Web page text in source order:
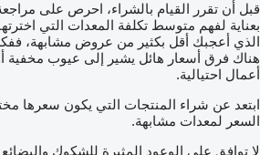
قبل أن تقرر القيام بالشراء، احرص على
بعناية لفهم متوسط تكلفة المعدات التي
الذي أعجبك أقل بكثير من عروض مشابهة،
هناك فرق أسعار هائل يشير إلى عيوب مخفية أو
أعمال احتيالية.
ابتعد عن شراء المنتجات التي يكون سعرها
السعر لمعدات مشابهة.
لا توافق على الوعود المثيرة للشكوك